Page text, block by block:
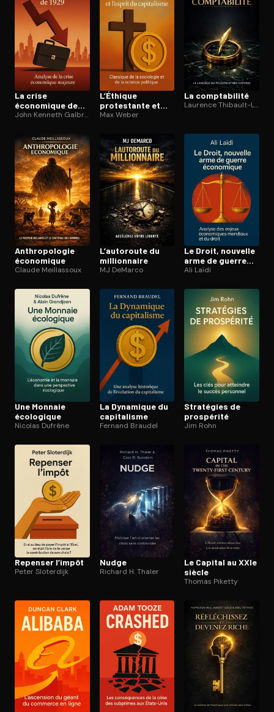
La crise
économique de
1929
John Kenneth Galbraith
L’Éthique
protestante et
l’esprit du
Max Weber
La comp­ta­bi­li­té
Laurence Thibault-Le Gallo
An­thro­po­lo­gie
économique
Claude Meillassoux
L’autoroute du
mil­lion­naire
MJ DeMarco
Le Droit, nouvelle
arme de guerre
économique
Ali Laïdi
Une Monnaie
écologique
Nicolas Dufrêne
La Dynamique du
capitalisme
Fernand Braudel
Stratégies de
prospérité
Jim Rohn
Repenser l’impôt
Peter Sloterdijk
Nudge
Richard H. Thaler
Le Capital au XXIe
siècle
Thomas Piketty